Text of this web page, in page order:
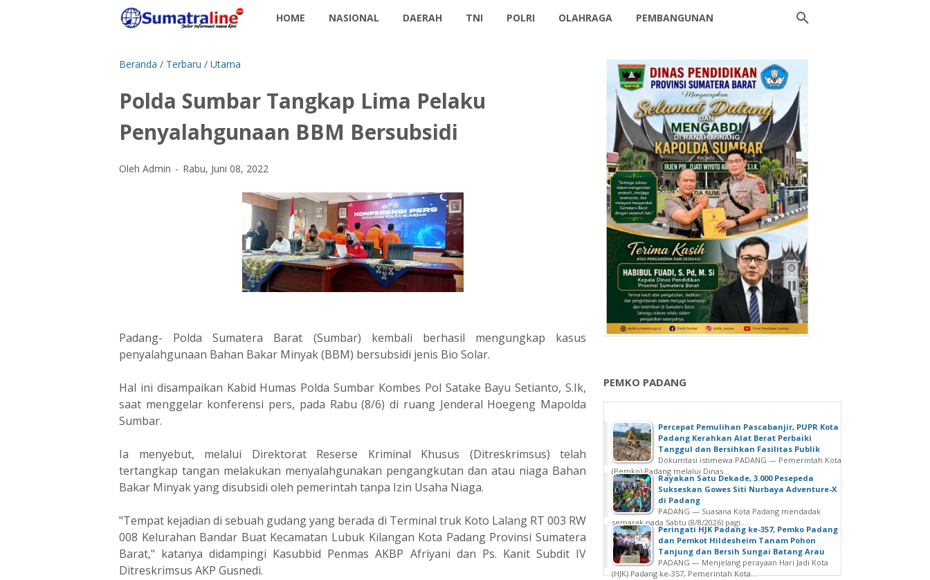
HOME NASIONAL DAERAH TNI POLRI OLAHRAGA PEMBANGUNAN
Beranda / Terbaru / Utama
Polda Sumbar Tangkap Lima Pelaku
Penyalahgunaan BBM Bersubsidi
Oleh Admin Rabu, Juni 08, 2022
Padang- Polda Sumatera Barat (Sumbar) kembali berhasil mengungkap kasus
penyalahgunaan Bahan Bakar Minyak (BBM) bersubsidi jenis Bio Solar.
Hal ini disampaikan Kabid Humas Polda Sumbar Kombes Pol Satake Bayu Setianto, S.Ik,
saat menggelar konferensi pers, pada Rabu (8/6) di ruang Jenderal Hoegeng Mapolda
Sumbar.
Ia menyebut, melalui Direktorat Reserse Kriminal Khusus (Ditreskrimsus) telah
tertangkap tangan melakukan menyalahgunakan pengangkutan dan atau niaga Bahan
Bakar Minyak yang disubsidi oleh pemerintah tanpa Izin Usaha Niaga.
"Tempat kejadian di sebuah gudang yang berada di Terminal truk Koto Lalang RT 003 RW
008 Kelurahan Bandar Buat Kecamatan Lubuk Kilangan Kota Padang Provinsi Sumatera
Barat," katanya didampingi Kasubbid Penmas AKBP Afriyani dan Ps. Kanit Subdit IV
Ditreskrimsus AKP Gusnedi.
PEMKO PADANG
Percepat Pemulihan Pascabanjir, PUPR Kota
Padang Kerahkan Alat Berat Perbaiki
Tanggul dan Bersihkan Fasilitas Publik
Dokumtasi istimewa PADANG — Pemerintah Kota
(Pemko) Padang melalui Dinas...
Rayakan Satu Dekade, 3.000 Pesepeda
Sukseskan Gowes Siti Nurbaya Adventure-X
di Padang
PADANG — Suasana Kota Padang mendadak
semarak pada Sabtu (8/8/2026) pagi....
Peringati HJK Padang ke-357, Pemko Padang
dan Pemkot Hildesheim Tanam Pohon
Tanjung dan Bersih Sungai Batang Arau
PADANG — Menjelang perayaan Hari Jadi Kota
(HJK) Padang ke-357, Pemerintah Kota...